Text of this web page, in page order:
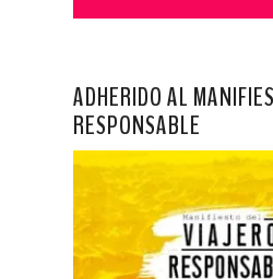
ADHERIDO AL
RESPONSABLE